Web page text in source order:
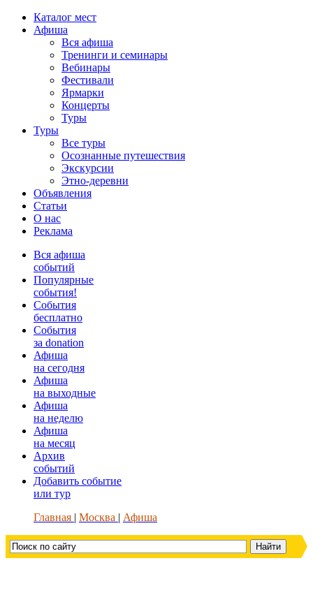
Каталог мест
Афиша
Вся афиша
Тренинги и семинары
Вебинары
Фестивали
Ярмарки
Концерты
Туры
Туры
Все туры
Осознанные путешествия
Экскурсии
Этно-деревни
Объявления
Статьи
О нас
Реклама
Вся афиша
событий
Популярные
события!
События
бесплатно
События
за donation
Афиша
на сегодня
Афиша
на выходные
Афиша
на неделю
Афиша
на месяц
Архив
событий
Добавить событие
или тур
Главная
Москва Афиша